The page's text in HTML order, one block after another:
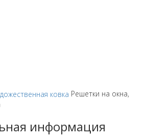
Решетки на окна,
информация